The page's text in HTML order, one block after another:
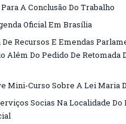
A Conclusão Do Trabalho
Oficial Em Brasília
Recursos E Emendas
Além Do Pedido De Retomada
Mini-Curso Sobre A Lei Maria
Socias Na Localidade Do